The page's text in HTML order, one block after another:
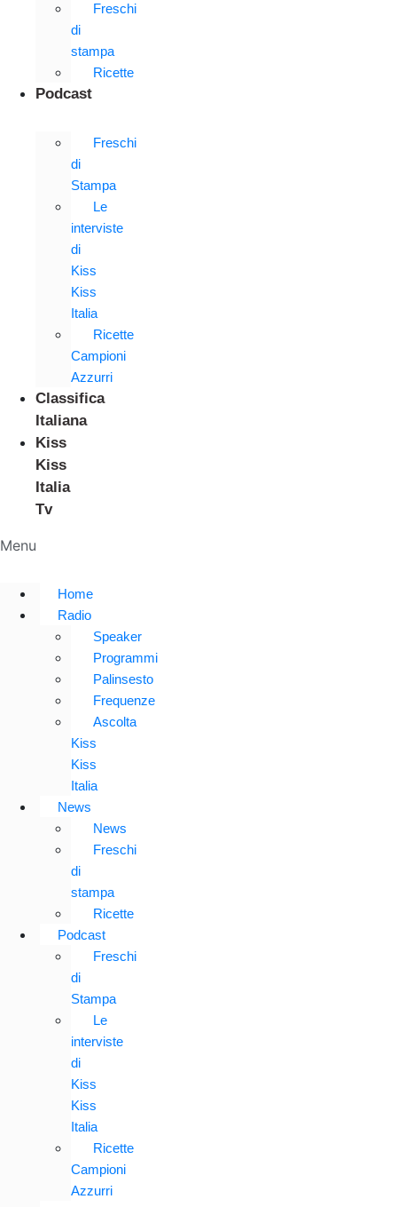
Freschi
di
stampa
Ricette
Podcast
Freschi
di
Stampa
Le
interviste
di
Kiss
Kiss
Italia
Ricette
Campioni
Azzurri
Classifica
Italiana
Kiss
Kiss
Italia
Tv
Menu
Home
Radio
Speaker
Programmi
Palinsesto
Frequenze
Ascolta
Kiss
Kiss
Italia
News
News
Freschi
di
stampa
Ricette
Podcast
Freschi
di
Stampa
Le
interviste
di
Kiss
Kiss
Italia
Ricette
Campioni
Azzurri